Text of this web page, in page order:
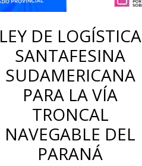
LEY DE LOGÍSTICA
SANTAFESINA
SUDAMERICANA
PARA LA VÍA
TRONCAL
NAVEGABLE DEL
PARANÁ